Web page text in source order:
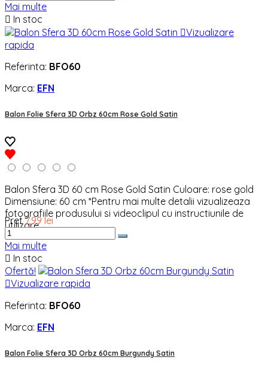
Mai multe
 In stoc
Vizualizare
rapida
Referinta: BFO60
Marca: EFN
Balon Folie Sfera 3D Orbz 60cm Rose Gold Satin
Balon Sfera 3D 60 cm Rose Gold Satin Culoare: rose gold
Dimensiune: 60 cm *Pentru mai multe detalii vizualizeaza
fotografiile produsului si videoclipul cu instructiunile de
utilizare.
Pret 7,99 lei
Mai multe
 In stoc
Ofertă!
Vizualizare rapida
Referinta: BFO60
Marca: EFN
Balon Folie Sfera 3D Orbz 60cm Burgundy Satin